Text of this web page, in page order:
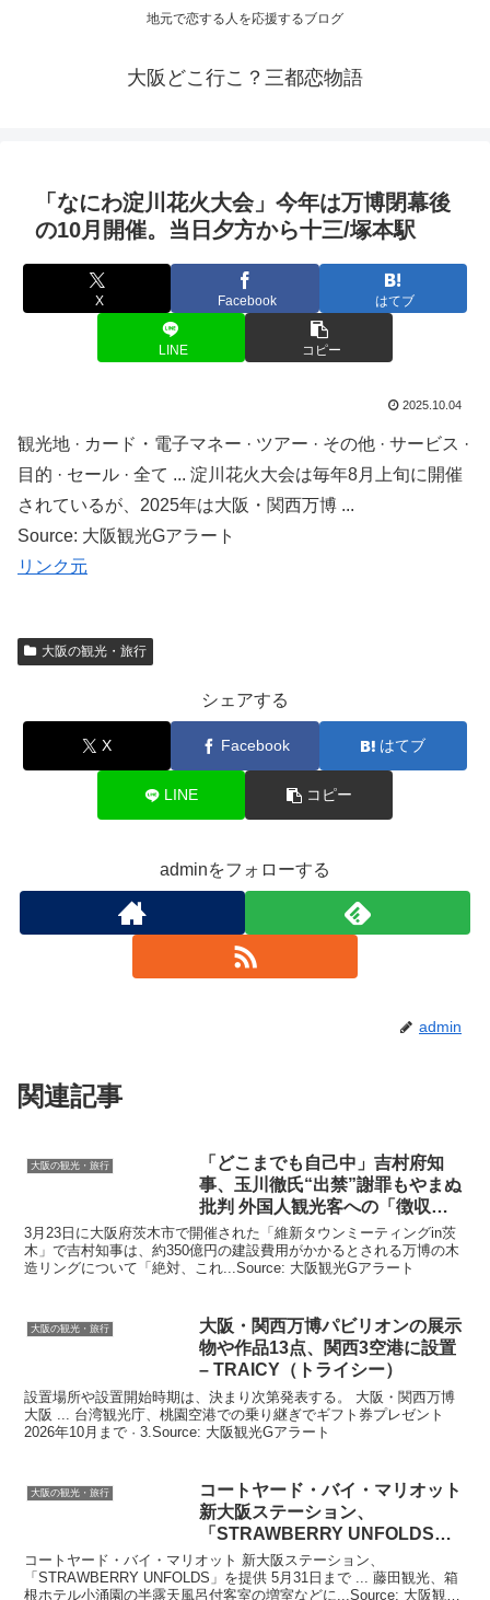
地元で恋する人を応援するブログ
大阪どこ行こ？三都恋物語
「なにわ淀川花火大会」今年は万博閉幕後
の10月開催。当日夕方から十三/塚本駅
X Facebook はてブ
LINE コピー
2025.10.04
観光地 · カード・電子マネー · ツアー · その他 · サービス ·
目的 · セール · 全て ... 淀川花火大会は毎年8月上旬に開催
されているが、2025年は大阪・関西万博 ...
Source: 大阪観光Gアラート
リンク元
大阪の観光・旅行
シェアする
X Facebook はてブ
LINE コピー
adminをフォローする
admin
関連記事
大阪の観光・旅行
「どこまでも自己中」吉村府知
事、玉川徹氏“出禁”謝罪もやまぬ
批判 外国人観光客への「徴収金
…
3月23日に大阪府茨木市で開催された「維新タウンミーティングin茨
木」で吉村知事は、約350億円の建設費用がかかるとされる万博の木
造リングについて「絶対、これ...Source: 大阪観光Gアラート
大阪の観光・旅行 大阪 ・関西万博パビリオンの展示
物や作品13点、関西3空港に設置
– TRAICY（トライシー）
設置場所や設置開始時期は、決まり次第発表する。 大阪・関西万博
大阪 ... 台湾観光庁、桃園空港での乗り継ぎでギフト券プレゼント
2026年10月まで · 3.Source: 大阪観光Gアラート
大阪の観光・旅行
コートヤード・バイ・マリオット
新大阪ステーション、
「STRAWBERRY UNFOLDS」
を提供 5月 …
コートヤード・バイ・マリオット 新大阪ステーション、
「STRAWBERRY UNFOLDS」を提供 5月31日まで ... 藤田観光、箱
根ホテル小涌園の半露天風呂付客室の増室などに...Source: 大阪観光